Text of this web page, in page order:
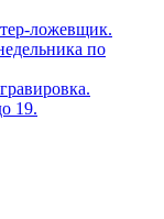
ложевщик.
по
19.